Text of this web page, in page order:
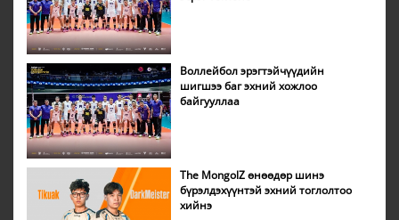
Воллейбол эрэгтэйчүүдийн
шигшээ баг эхний хожлоо
байгууллаа
The MongolZ өнөөдөр шинэ
бүрэлдэхүүнтэй эхний тоглолтоо
хийнэ